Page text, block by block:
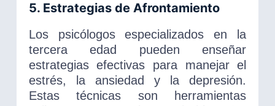
5. Estrategias de Afrontamiento
Los psicólogos especializados en la
tercera edad pueden enseñar
estrategias efectivas para manejar el
estrés, la ansiedad y la depresión.
Estas técnicas son herramientas